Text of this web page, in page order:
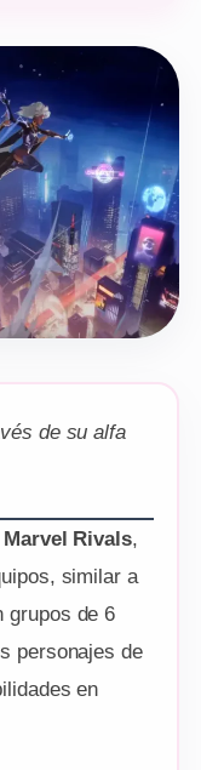
de su alfa
Marvel Rivals,
similar a
grupos de 6
personajes de
en